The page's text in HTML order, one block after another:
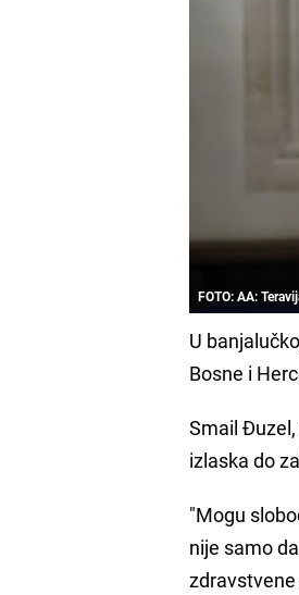
FOTO: AA:
U
Bosne i
Smail
izlaska do
"Mogu
nije samo